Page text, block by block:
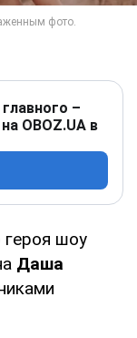
–
OBOZ.UA в
героя шоу
Даша